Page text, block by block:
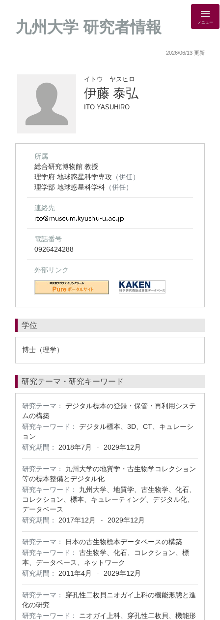
九州大学 研究者情報 メニュー
2026/06/13 更新
イトウ ヤスヒロ
伊藤 泰弘
ITO YASUHIRO
所属
総合研究博物館 教授
理学府 地球惑星科学専攻 （併任）
理学部 地球惑星科学科 （併任）
連絡先
電話番号
0926424288
外部リンク
学位
博士（理学）
研究テーマ・研究キーワード
研究テーマ：
デジタル標本の登録・保管・再利用システ
ムの構築
研究キーワード：
デジタル標本、3D、CT、キュレーシ
ョン
研究期間：
2018年7月 - 2029年12月
研究テーマ：
九州大学の地質学・古生物学コレクション
等の標本整備とデジタル化
研究キーワード：
九州大学、地質学、古生物学、化石、
コレクション、標本、キュレーティング、デジタル化、
データベース
研究期間：
2017年12月 - 2029年12月
研究テーマ：
日本の古生物標本データベースの構築
研究キーワード：
古生物学、化石、コレクション、標
本、データベース、ネットワーク
研究期間：
2011年4月 - 2029年12月
研究テーマ：
穿孔性二枚貝ニオガイ上科の機能形態と進
化の研究
研究キーワード：
ニオガイ上科、穿孔性二枚貝、機能形